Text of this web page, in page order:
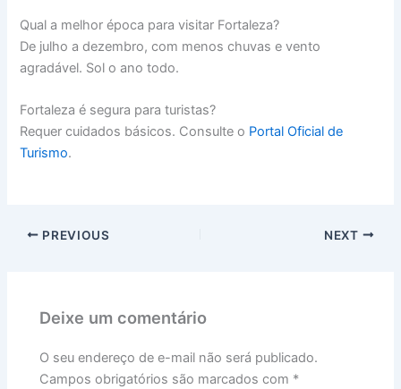
Qual a melhor época para visitar Fortaleza?
De julho a dezembro, com menos chuvas e vento
agradável. Sol o ano todo.
Fortaleza é segura para turistas?
Requer cuidados básicos. Consulte o Portal Oficial de
Turismo.
PREVIOUS NEXT
Deixe um comentário
O seu endereço de e-mail não será publicado.
Campos obrigatórios são marcados com *